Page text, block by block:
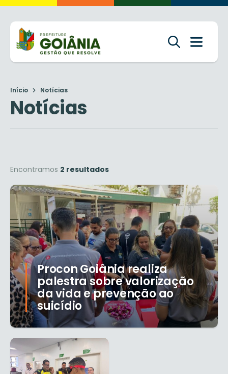
Início Notícias
Notícias
Encontramos 2 resultados
Procon Goiânia realiza
palestra sobre valorização
da vida e prevenção ao
suicídio